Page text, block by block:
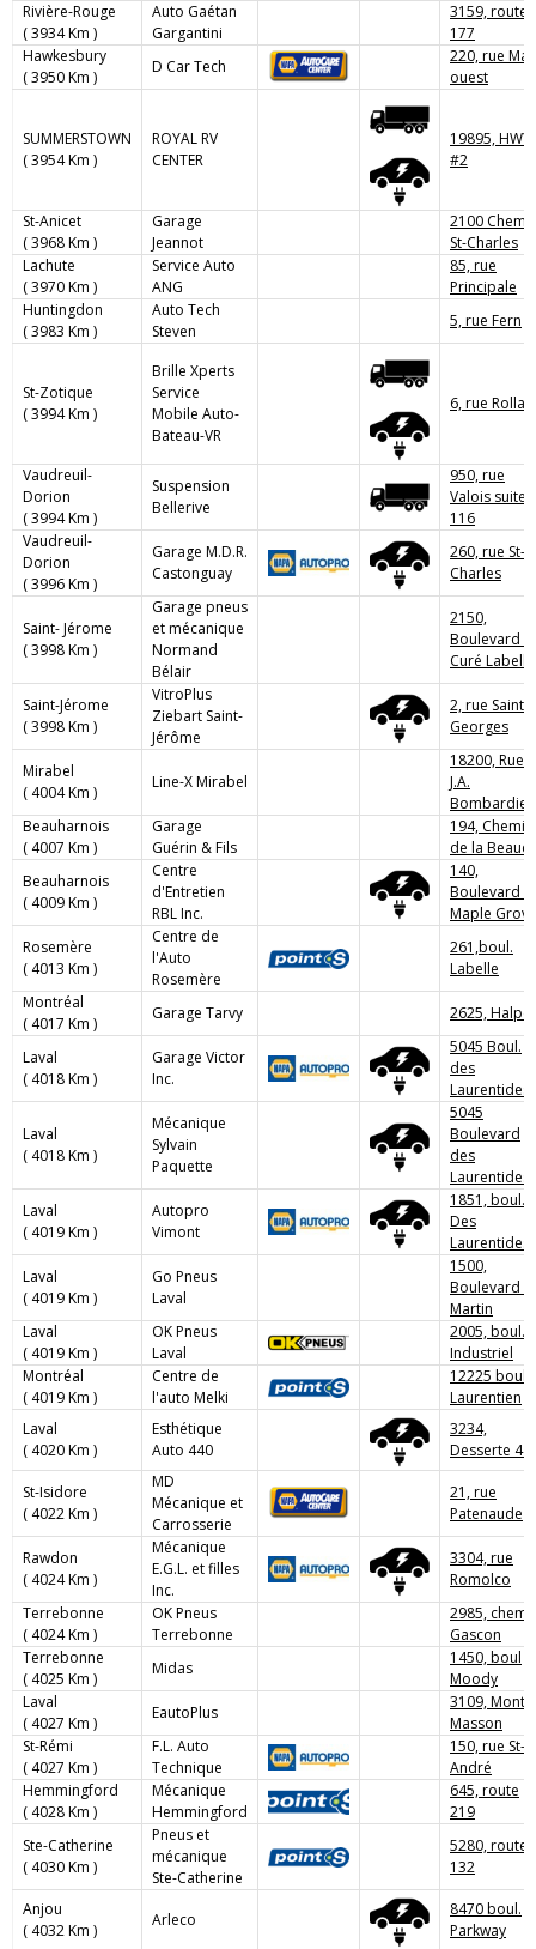
Rivière-Rouge
( 3934 Km )
Auto Gaétan
Gargantini
3159, route
177
Hawkesbury
( 3950 Km )
D Car Tech
220, rue
ouest
SUMMERSTOWN
( 3954 Km )
ROYAL RV
CENTER
19895, HWY
#2
St-Anicet
( 3968 Km )
Garage
Jeannot
2100
St-Charles
Lachute
( 3970 Km )
Service Auto
ANG
85, rue
Principale
Huntingdon
( 3983 Km )
Auto Tech
Steven
5, rue Fern
St-Zotique
( 3994 Km )
Brille Xperts
Service
Mobile Auto-
Bateau-VR
6, rue
Vaudreuil-
Dorion
( 3994 Km )
Suspension
Bellerive
950, rue
Valois suite
116
Vaudreuil-
Dorion
( 3996 Km )
Garage M.D.R.
Castonguay
260, rue St-
Charles
Saint- Jérome
( 3998 Km )
Garage pneus
et mécanique
Normand
Bélair
2150,
Boulevard
Curé Labelle
Saint-Jérome
( 3998 Km )
VitroPlus
Ziebart Saint-
Jérôme
2, rue Saint-
Georges
Mirabel
( 4004 Km )
Line-X Mirabel
18200, Rue
J.A.
Bombardier
Beauharnois
( 4007 Km )
Garage
Guérin & Fils
194, Chemin
de la Beauce
Beauharnois
( 4009 Km )
Centre
d'Entretien
RBL Inc.
140,
Boulevard
Maple Grove
Rosemère
( 4013 Km )
Centre de
l'Auto
Rosemère
261,boul.
Labelle
Montréal
( 4017 Km )
Garage Tarvy 2625,
Laval
( 4018 Km )
Garage Victor
Inc.
5045 Boul.
des
Laurentides
Laval
( 4018 Km )
Mécanique
Sylvain
Paquette
5045
Boulevard
des
Laurentides
Laval
( 4019 Km )
Autopro
Vimont
1851, boul.
Des
Laurentides
Laval
( 4019 Km )
Go Pneus
Laval
1500,
Boulevard
Martin
Laval
( 4019 Km )
OK Pneus
Laval
2005, boul.
Industriel
Montréal
( 4019 Km )
Centre de
l'auto Melki
12225 boul.
Laurentien
Laval
( 4020 Km )
Esthétique
Auto 440
3234,
Desserte
St-Isidore
( 4022 Km )
MD
Mécanique et
Carrosserie
21, rue
Patenaude
Rawdon
( 4024 Km )
Mécanique
E.G.L. et filles
Inc.
3304, rue
Romolco
Terrebonne
( 4024 Km )
OK Pneus
Terrebonne
2985,
Gascon
Terrebonne
( 4025 Km )
Midas
1450, boul
Moody
Laval
( 4027 Km )
EautoPlus
3109,
Masson
St-Rémi
( 4027 Km )
F.L. Auto
Technique
150, rue St-
André
Hemmingford
( 4028 Km )
Mécanique
Hemmingford
645, route
219
Ste-Catherine
( 4030 Km )
Pneus et
mécanique
Ste-Catherine
5280, route
132
Anjou
( 4032 Km )
Arleco
8470 boul.
Parkway